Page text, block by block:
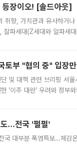
장이오! [솔드아웃]
취향, 가치관과 유사하거
파세대(Z세대와 알파세
토부 "협의 중" 입장
및 대책 관련 브리핑 서
'이주 대란' 우려와 정부
…전국 '펄펄'
대부분 폭염특보…체감